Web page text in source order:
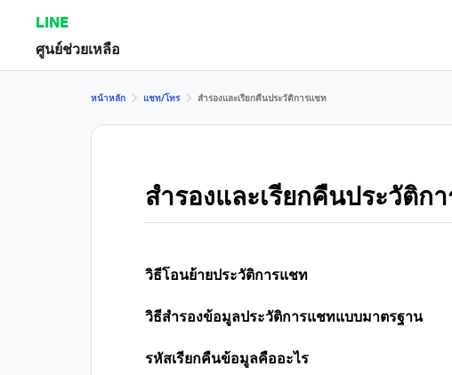
LINE
ศูนย์ช่วยเหลือ
หน้าหลัก แชท/โทร สำรองและเรียกคืนประวัติการแชท
สำรองและเรียกคืนประวัติก
วิธีโอนย้ายประวัติการแชท
วิธีสำรองข้อมูลประวัติการแชทแบบมาตรฐาน
รหัสเรียกคืนข้อมูลคืออะไร